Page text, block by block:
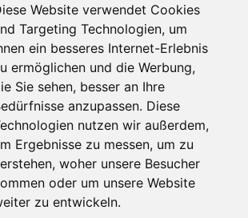
Website verwendet Cookies
Targeting Technologien, um
ein besseres Internet-Erlebnis
ermöglichen und die Werbung,
Sie sehen, besser an Ihre
anzupassen. Diese
nutzen wir außerdem,
Ergebnisse zu messen, um zu
woher unsere Besucher
oder um unsere Website
zu entwickeln.
Партнерам
Инвесторам
Медиа
Facebook